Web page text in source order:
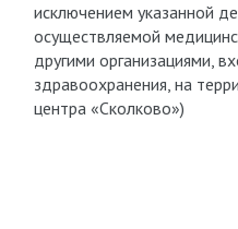
исключением указанной
осуществляемой
другими организациями,
здравоохранения, на
центра «Сколково»)